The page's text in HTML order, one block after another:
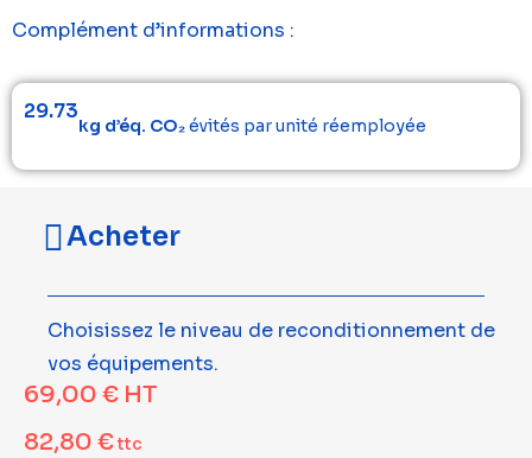
Complément d’informations :
29.73
kg d’éq. CO₂évités par unité réemployée
Acheter
Choisissez le niveau de reconditionnement de
vos équipements.
69,00 € HT
82,80 €ttc